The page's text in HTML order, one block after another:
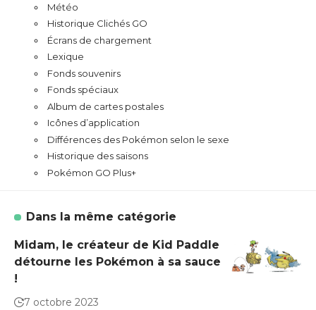
Météo
Historique Clichés GO
Écrans de chargement
Lexique
Fonds souvenirs
Fonds spéciaux
Album de cartes postales
Icônes d’application
Différences des Pokémon selon le sexe
Historique des saisons
Pokémon GO Plus+
Dans la même catégorie
Midam, le créateur de Kid Paddle
détourne les Pokémon à sa sauce
!
7 octobre 2023